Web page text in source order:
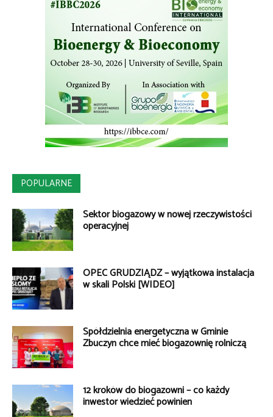
POPULARNE
Sektor biogazowy w nowej rzeczywistości
operacyjnej
OPEC GRUDZIĄDZ – wyjątkowa instalacja
w skali Polski [WIDEO]
Spółdzielnia energetyczna w Gminie
Zbuczyn chce mieć biogazownię rolniczą
12 kroków do biogazowni – co każdy
inwestor wiedzieć powinien